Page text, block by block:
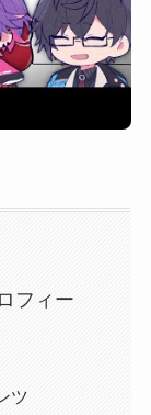
フィー
ツ